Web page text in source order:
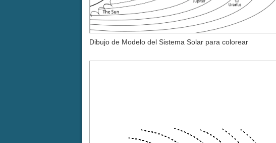
Dibujo de Modelo del Sistema Solar para colorear